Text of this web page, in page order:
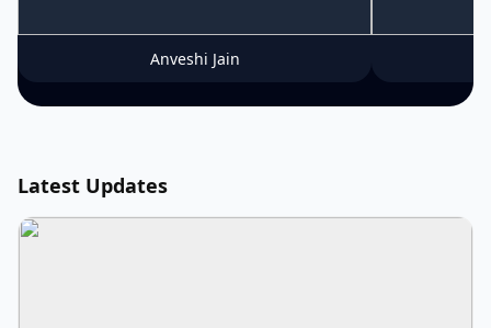
Anveshi Jain
Latest Updates